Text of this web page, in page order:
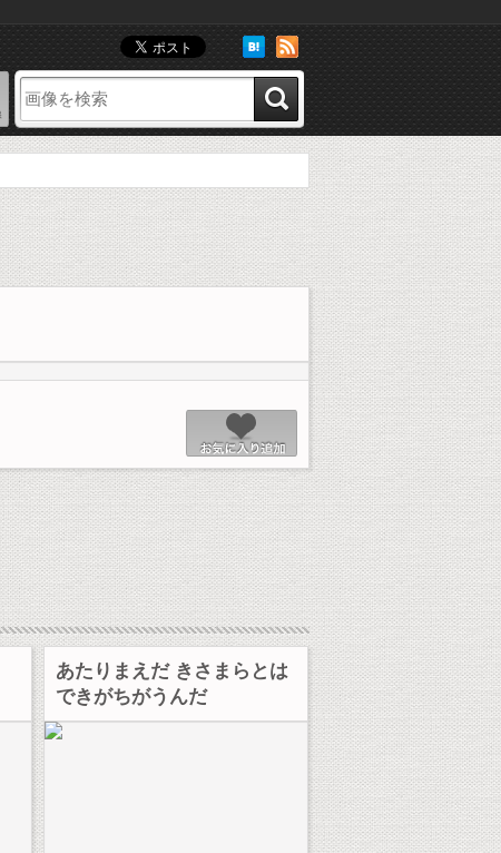
お気に入り画像
お気に入り追加
あたりまえだ きさまらとは
できがちがうんだ